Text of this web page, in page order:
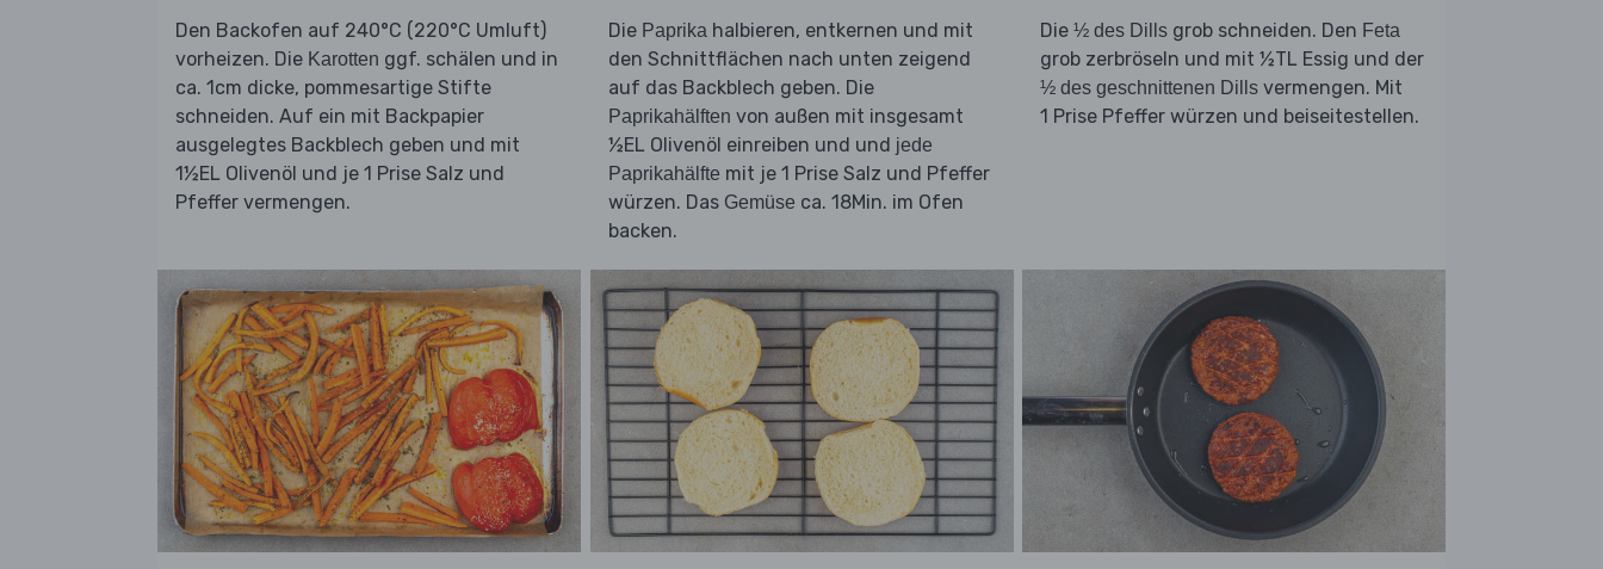
Den Backofen auf 240°C (220°C Umluft)
vorheizen. Die Karotten ggf. schälen und in
ca. 1cm dicke, pommesartige Stifte
schneiden. Auf ein mit Backpapier
ausgelegtes Backblech geben und mit
1½EL Olivenöl und je 1 Prise Salz und
Pfeffer vermengen.
Die Paprikahalbieren, entkernen und mit
den Schnittflächen nach unten zeigend
auf das Backblech geben. Die
Paprikahälften von außen mit insgesamt
½EL Olivenöl einreiben und und jede
Paprikahälfte mit je 1 Prise Salz und Pfeffer
würzen. Das Gemüse ca. 18Min. im Ofen
backen.
Die ½ des Dills grob schneiden. Den Feta
grob zerbröseln und mit ½TL Essig und der
½ des geschnittenen Dills vermengen. Mit
1 Prise Pfeffer würzen und beiseitestellen.